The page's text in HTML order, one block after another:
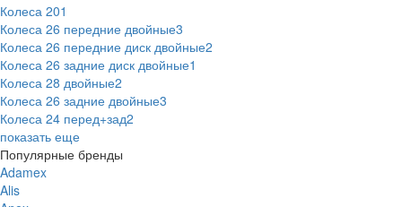
Колеса 201
Колеса 26 передние двойные3
Колеса 26 передние диск двойные2
Колеса 26 задние диск двойные1
Колеса 28 двойные2
Колеса 26 задние двойные3
Колеса 24 перед+зад2
показать еще
Популярные бренды
Adamex
Alis